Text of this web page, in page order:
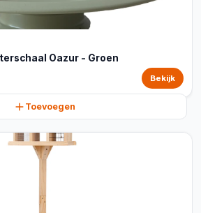
Oazur - Groen
Bekijk
Toevoegen